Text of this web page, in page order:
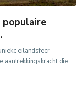
populaire
eilandsfeer
aantrekkingskracht die